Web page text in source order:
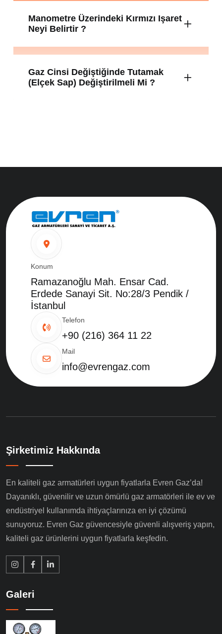
Manometre Üzerindeki Kırmızı Işaret
Neyi Belirtir ?
Gaz Cinsi Değiştiğinde Tutamak
(elçek Sap) Değiştirilmeli Mi ?
Konum
Ramazanoğlu Mah. Ensar Cad.
Erdede Sanayi Sit. No:28/3 Pendik /
İstanbul
Telefon
+90 (216) 364 11 22
Mail
info@evrengaz.com
Şirketimiz Hakkında
En kaliteli gaz armatürleri uygun fiyatlarla Evren Gaz’da!
Dayanıklı, güvenilir ve uzun ömürlü gaz armatörleri ile ev ve
endüstriyel kullanımda ihtiyaçlarınıza en iyi çözümü
sunuyoruz. Evren Gaz güvencesiyle güvenli alışveriş yapın,
kaliteli gaz ürünlerini uygun fiyatlarla keşfedin.
Galeri